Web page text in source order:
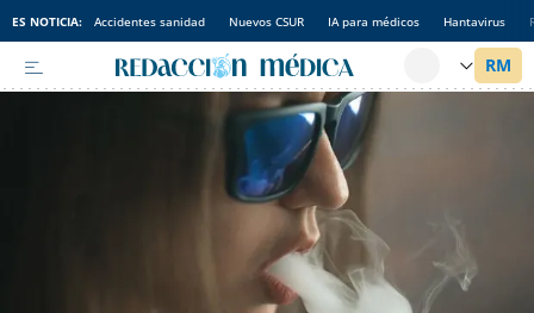
ES NOTICIA: Accidentes sanidad Nuevos CSUR IA para médicos Hantavirus